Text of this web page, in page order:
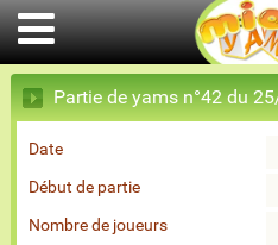
Partie de yams n°42 du
Date
Début de partie
Nombre de joueurs